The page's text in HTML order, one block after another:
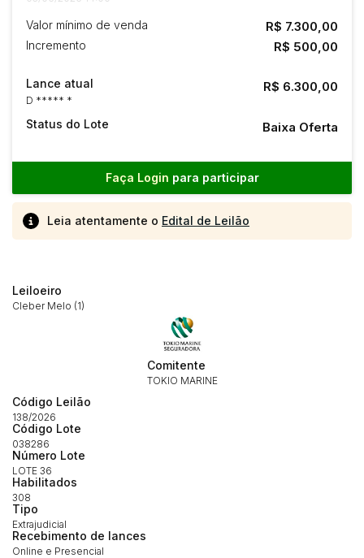
Valor mínimo de venda R$ 7.300,00
Incremento R$ 500,00
Lance atual
D ***** *
R$ 6.300,00
Status do Lote Baixa Oferta
Faça Login para participar
Leia atentamente o Edital de Leilão
Leiloeiro
Cleber Melo (1)
Comitente
TOKIO MARINE
Código Leilão
138/2026
Código Lote
038286
Número Lote
LOTE 36
Habilitados
308
Tipo
Extrajudicial
Recebimento de lances
Online e Presencial
Envie sua Proposta
(Art. 895, CPC)
Histórico de Propostas
Clique aqui para fazer login
Habilite-se para efetuar lances ou
propostas